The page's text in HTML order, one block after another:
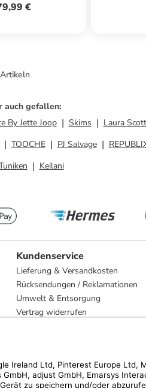
€
Artikeln
auch gefallen:
By Jette Joop
Skims Laura Scott
TOOCHE PJ Salvage
Keilani
Kundenservice
Lieferung & Versandkosten
Rücksendungen / Reklamationen
Umwelt & Entsorgung
Vertrag widerrufen